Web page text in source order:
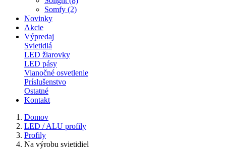
Somfy (2)
Novinky
Akcie
Výpredaj
Svietidlá
LED žiarovky
LED pásy
Vianočné osvetlenie
Príslušenstvo
Ostatné
Kontakt
Domov
LED / ALU profily
Profily
Na výrobu svietidiel